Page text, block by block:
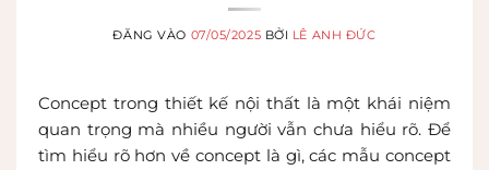
ĐĂNG VÀO 07/05/2025 BỞI LÊ ANH ĐỨC
Concept trong thiết kế nội thất là một khái niệm
quan trọng mà nhiều người vẫn chưa hiểu rõ. Để
tìm hiểu rõ hơn về concept là gì, các mẫu concept